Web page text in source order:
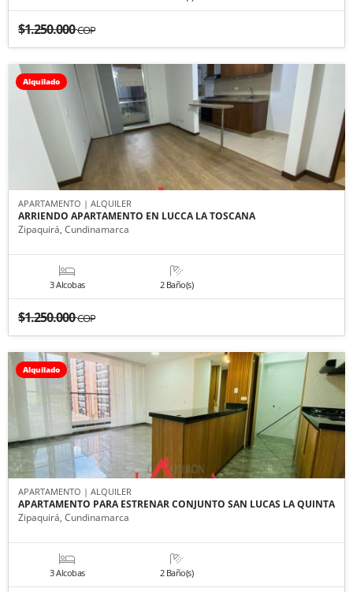
$1.250.000COP
Alquilado
APARTAMENTO | ALQUILER
ARRIENDO APARTAMENTO EN LUCCA LA TOSCANA
Zipaquirá, Cundinamarca
3 Alcobas 2 Baño(s)
$1.250.000COP
Alquilado
APARTAMENTO | ALQUILER
APARTAMENTO PARA ESTRENAR CONJUNTO SAN LUCAS LA QUINTA
Zipaquirá, Cundinamarca
3 Alcobas 2 Baño(s)